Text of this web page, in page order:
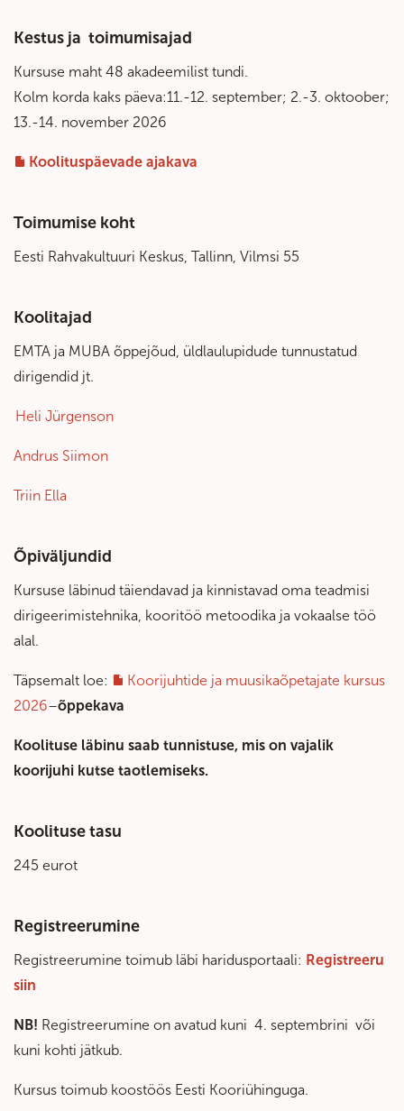
Kestus ja toimumisajad
Kursuse maht 48 akadeemilist tundi.
Kolm korda kaks päeva:11.-12. september; 2.-3. oktoober;
13.-14. november 2026
Koolituspäevade ajakava
Toimumise koht
Eesti Rahvakultuuri Keskus, Tallinn, Vilmsi 55
Koolitajad
EMTA ja MUBA õppejõud, üldlaulupidude tunnustatud
dirigendid jt.
Heli Jürgenson
Andrus Siimon
Triin Ella
Õpiväljundid
Kursuse läbinud täiendavad ja kinnistavad oma teadmisi
dirigeerimistehnika, kooritöö metoodika ja vokaalse töö
alal.
Täpsemalt loe:
Koorijuhtide ja muusikaõpetajate kursus
2026–õppekava
Koolituse läbinu saab tunnistuse, mis on vajalik
koorijuhi kutse taotlemiseks.
Koolituse tasu
245 eurot
Registreerumine
Registreerumine toimub läbi haridusportaali: Registreeru
siin
NB! Registreerumine on avatud kuni 4. septembrini või
kuni kohti jätkub.
Kursus toimub koostöös Eesti Kooriühinguga.